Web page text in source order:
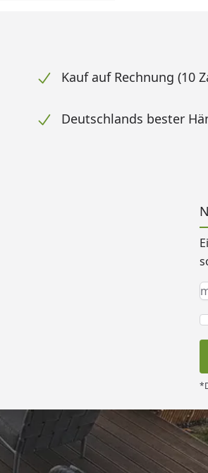
Kauf auf Rechnung (10
Deutschlands bester